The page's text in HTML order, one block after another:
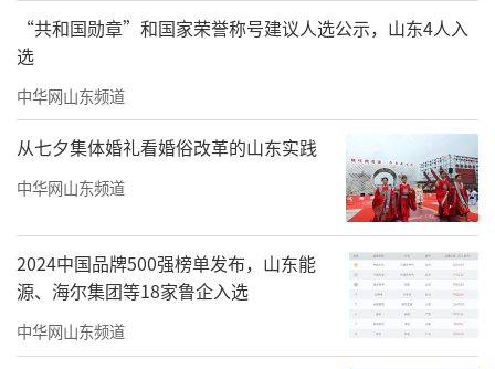
在此领域的一项空白。出版社还授权台湾知音
杂志社和日本雄浑株式会社出版，面向海外发
行。此后，王显明和王力一父子二人未用国家
一分钱，又邀请来自全国各地的400余位专家，
共同编写了103部4800余万字高等院校中西医结
合系列教材，也成为出版中西医结合系列教材
最多的院校。
“共和国勋章”和国家荣誉称号建议人选公示，山东4人入
选
中华网山东频道
从七夕集体婚礼看婚俗改革的山东实践
中华网山东频道
2024中国品牌500强榜单发布，山东能
源、海尔集团等18家鲁企入选
中华网山东频道